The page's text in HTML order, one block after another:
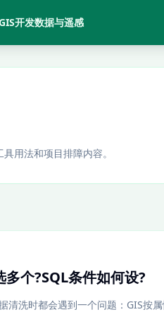
开发数据与遥感
用法和项目排障内容。
个?SQL条件如何设?
清洗时都会遇到一个问题：GIS按